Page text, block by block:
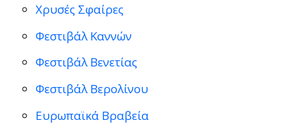
Χρυσές Σφαίρες
Φεστιβάλ Καννών
Φεστιβάλ Βενετίας
Φεστιβάλ Βερολίνου
Ευρωπαϊκά Βραβεία